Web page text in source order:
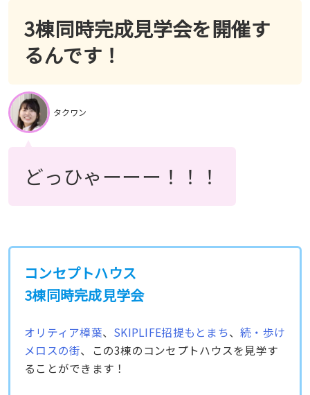
3棟同時完成見学会を開催す
るんです！
タクワン
どっひゃーーー！！！
コンセプトハウス
3棟同時完成見学会
オリティア樟葉、 SKIPLIFE招提もとまち、続・歩け
メロスの街、この3棟のコンセプトハウスを見学す
ることができます！